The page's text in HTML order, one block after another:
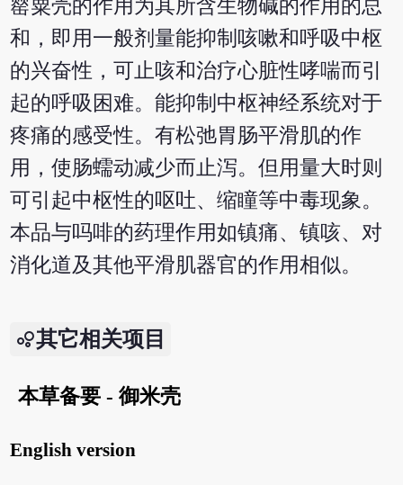
罂粟壳的作用为其所含生物碱的作用的总
和，即用一般剂量能抑制咳嗽和呼吸中枢
的兴奋性，可止咳和治疗心脏性哮喘而引
起的呼吸困难。能抑制中枢神经系统对于
疼痛的感受性。有松弛胃肠平滑肌的作
用，使肠蠕动减少而止泻。但用量大时则
可引起中枢性的呕吐、缩瞳等中毒现象。
本品与吗啡的药理作用如镇痛、镇咳、对
消化道及其他平滑肌器官的作用相似。
其它相关项目
本草备要 - 御米壳
English version